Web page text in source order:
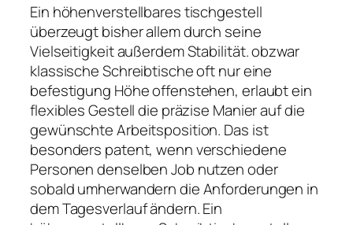
Ein höhenverstellbares tischgestell
überzeugt bisher allem durch seine
Vielseitigkeit außerdem Stabilität. obzwar
klassische Schreibtische oft nur eine
befestigung Höhe offenstehen, erlaubt ein
flexibles Gestell die präzise Manier auf die
gewünschte Arbeitsposition. Das ist
besonders patent, wenn verschiedene
Personen denselben Job nutzen oder
sobald umherwandern die Anforderungen in
dem Tagesverlauf ändern. Ein